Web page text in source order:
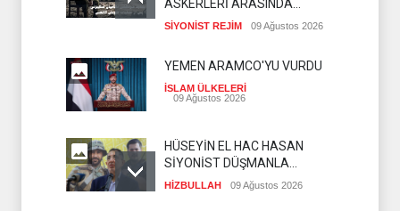
ASKERLERİ ARASINDA
İNTİHAR ORANI ARTIYOR
SİYONİST REJİM 09 Ağustos 2026
YEMEN ARAMCO'YU VURDU
İSLAM ÜLKELERİ
09 Ağustos 2026
HÜSEYİN EL HAC HASAN
SİYONİST DÜŞMANLA
YAPILAN MÜZAKERELERİ
HİZBULLAH 09 Ağustos 2026